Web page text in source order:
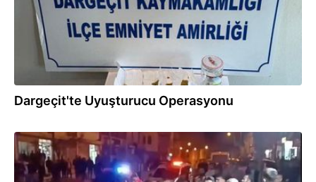
Dargeçit'te Uyuşturucu Operasyonu
20.02.2026